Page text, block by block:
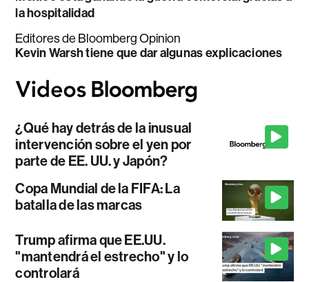
la hospitalidad
Editores de Bloomberg Opinion
Kevin Warsh tiene que dar algunas explicaciones
¿Qué hay detrás de la inusual
intervención sobre el yen por
parte de EE. UU. y Japón?
Copa Mundial de la FIFA: La
batalla de las marcas
Trump afirma que EE.UU.
"mantendrá el estrecho" y lo
controlará